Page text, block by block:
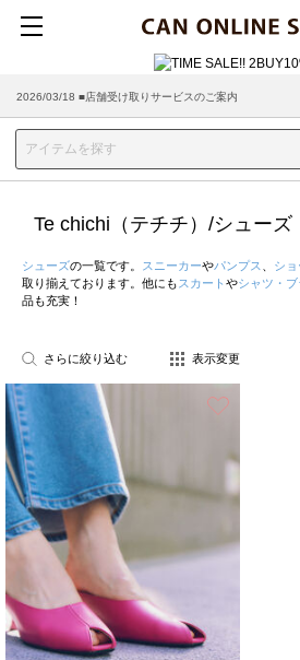
2026/03/18 ■店舗受け取りサービスのご案内
Te chichi（テチチ）/シューズ
シューズの一覧です。 スニーカーやパンプス シ
取り揃えております。他にも スカート やシャツ・ブ
品も充実！
さらに絞り込む 表示変更